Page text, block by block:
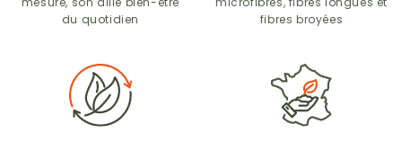
du quotidien
fibres broyées